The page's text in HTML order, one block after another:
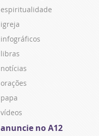
espiritualidade
igreja
infográficos
libras
notícias
orações
papa
vídeos
anuncie no A12